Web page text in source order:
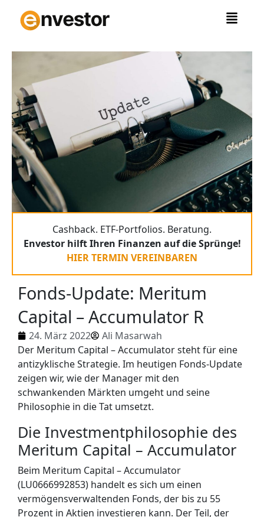
Inhalt
springen
Cashback. ETF-Portfolios. Beratung.
Envestor hilft Ihren Finanzen auf die Sprünge!
HIER TERMIN VEREINBAREN
Fonds-Update: Meritum
Capital – Accumulator R
24. März 2022
Ali Masarwah
Der Meritum Capital – Accumulator steht für eine
antizyklische Strategie. Im heutigen Fonds-Update
zeigen wir, wie der Manager mit den
schwankenden Märkten umgeht und seine
Philosophie in die Tat umsetzt.
Die Investmentphilosophie des
Meritum Capital – Accumulator
Beim Meritum Capital – Accumulator
(LU0666992853) handelt es sich um einen
vermögensverwaltenden Fonds, der bis zu 55
Prozent in Aktien investieren kann. Der Teil, der